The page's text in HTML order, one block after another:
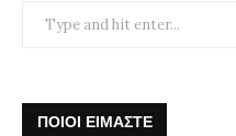
ΠΟΙΟΙ ΕΙΜΑΣΤΕ